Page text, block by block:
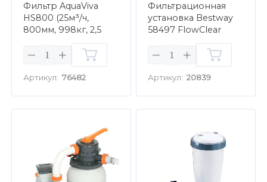
Фильтр AquaViva
HS800 (25м³/ч,
800мм, 998кг, 2,5
бар,1,2м, голубой)
бок, 1.5"
Артикул: 76482
Фильтрационная
установка Bestway
58497 FlowClear
Песочная (5,6 м3/ч)
Артикул: 20839